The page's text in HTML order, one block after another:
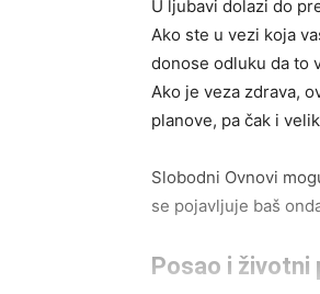
U ljubavi dolazi do
Ako ste u vezi koja
donose odluku da to
Ako je veza zdrava,
planove, pa čak i
Slobodni Ovnovi
se pojavljuje baš
Posao i životni